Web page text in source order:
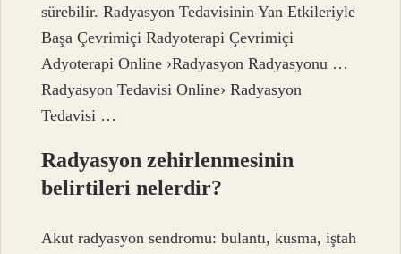
sürebilir. Radyasyon Tedavisinin Yan Etkileriyle
Başa Çevrimiçi Radyoterapi Çevrimiçi
Adyoterapi Online ›Radyasyon Radyasyonu …
Radyasyon Tedavisi Online› Radyasyon
Tedavisi …
Radyasyon zehirlenmesinin
belirtileri nelerdir?
Akut radyasyon sendromu: bulantı, kusma, iştah